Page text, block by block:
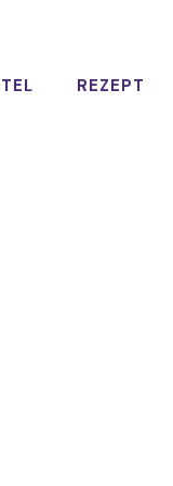
REZEPT